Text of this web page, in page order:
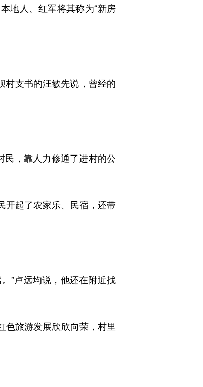
地人、红军将其称为“新房
村支书的汪敏先说，曾经的
，靠人力修通了进村的公
起了农家乐、民宿，还带
”卢远均说，他还在附近找
旅游发展欣欣向荣，村里